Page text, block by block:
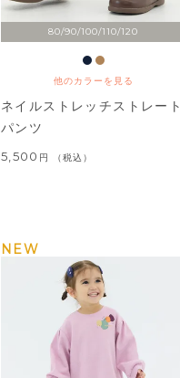
80/90/100/110/120
他のカラーを見る
ネイルストレッチストレート
パンツ
5,500 税込
NEW